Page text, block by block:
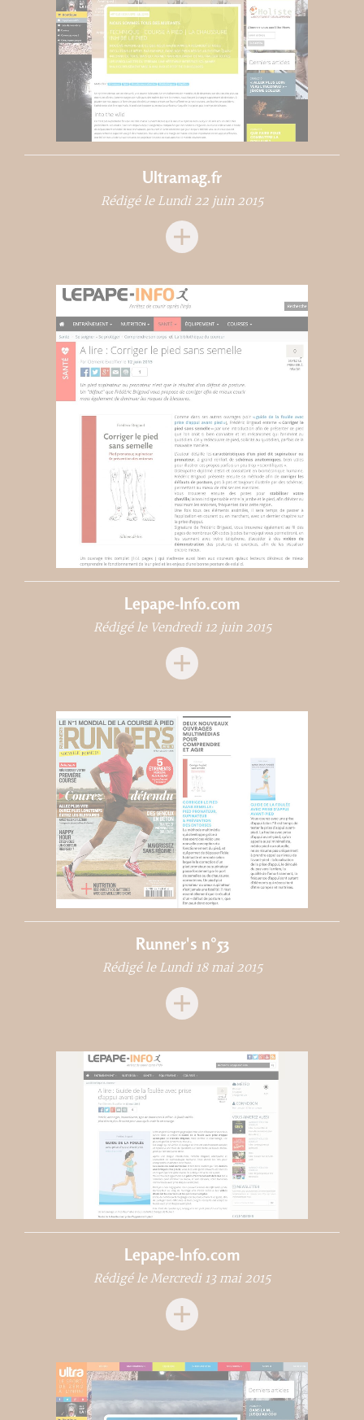
Ultramag.fr
Rédigé le Lundi 22 juin 2015
Lepape-Info.com
Rédigé le Vendredi 12 juin 2015
Runner's n°53
Rédigé le Lundi 18 mai 2015
Lepape-Info.com
Rédigé le Mercredi 13 mai 2015